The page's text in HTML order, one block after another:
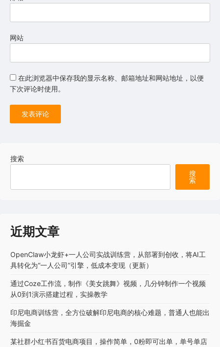
网站
在此浏览器中保存我的显示名称、邮箱地址和网站地址，以便
下次评论时使用。
搜索
搜
索
近期文章
OpenClaw小龙虾+一人公司实战训练营，从部署到创收，将AI工
具转化为“一人公司”引擎，低成本变现（更新）
通过Coze工作流，制作《美女跳舞》视频，几分钟制作一个视频
从0到1演示搭建过程，实操教学
印尼电商训练营，全方位破解印尼电商的核心难题，普通人也能出
海掘金
某社群小红书百货电商项目，操作简单，0粉即可出单，单号单店